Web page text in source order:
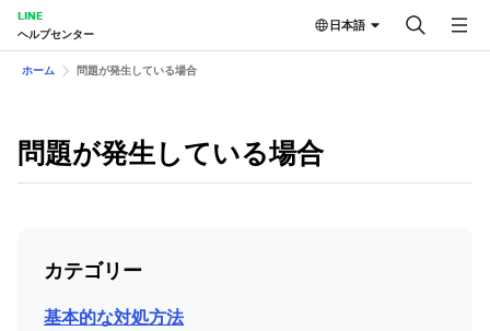
LINE
ヘルプセンター
日本語
ホーム 問題が発生している場合
問題が発生している場合
カテゴリー
基本的な対処方法